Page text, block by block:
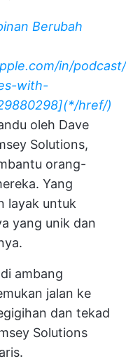
Berubah
in/
with-
href/)
oleh Dave
Solutions,
orang-
Yang
layak untuk
yang unik dan
ambang
jalan ke
dan tekad
Solutions